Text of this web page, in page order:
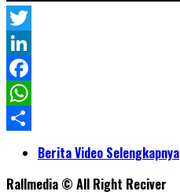
Twitter
LinkedIn
Facebook
WhatsApp
ShareBerita Video Selengkapnya
Rallmedia © All Right Reciver